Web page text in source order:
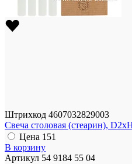
Штрихкод 4607032829003
Свеча столовая (стеарин),
Цена 151
В корзину
Артикул 54 9184 55 04